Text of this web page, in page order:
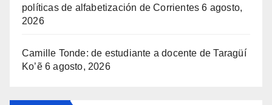
políticas de alfabetización de Corrientes 6 agosto,
2026
Camille Tonde: de estudiante a docente de Taragüí
Ko’ẽ 6 agosto, 2026